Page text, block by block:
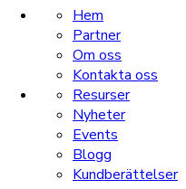
Hem
Partner
Om oss
Kontakta oss
Resurser
Nyheter
Events
Blogg
Kundberättelser